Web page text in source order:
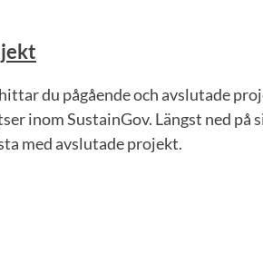
du pågående och avslutade
inom SustainGov. Längst ned på
med avslutade projekt.